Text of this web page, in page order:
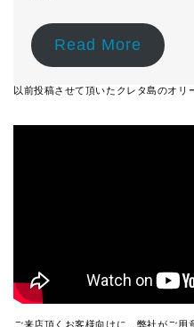
Read More
以前投稿させて頂いたクレタ島のオリ
ご来店頂くお客様向けに、弊社がご